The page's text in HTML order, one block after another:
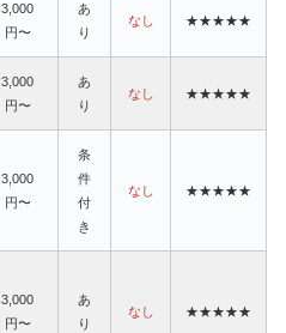
3,000
円〜
あ
り
なし ★★★★★
3,000
円〜
あ
り
なし ★★★★★
3,000
円〜
条
件
付
き
なし ★★★★★
3,000
円〜
あ
り
なし ★★★★★